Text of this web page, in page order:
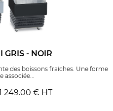
GRIS - NOIR
des boissons fraîches. Une forme
associée...
249.00 € HT